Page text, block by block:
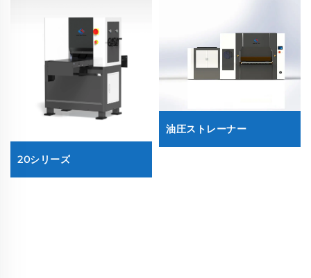
20シリーズ
油圧ストレーナー